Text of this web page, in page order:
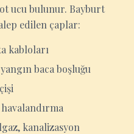
ucu bulunur. Bayburt
edilen çaplar:
kabloları
baca boşluğu
kanalizasyon